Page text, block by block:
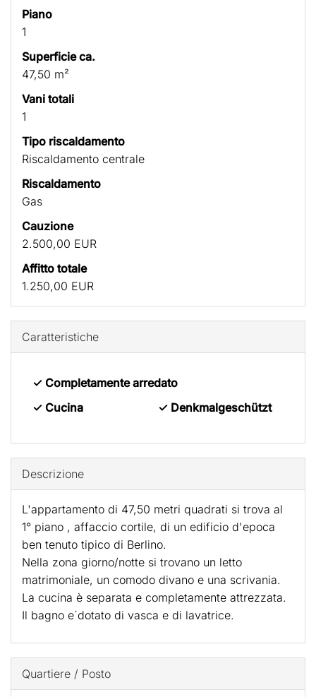
Piano
1
Superficie ca.
47,50 m²
Vani totali
1
Tipo riscaldamento
Riscaldamento centrale
Riscaldamento
Gas
Cauzione
2.500,00 EUR
Affitto totale
1.250,00 EUR
Caratteristiche
✓ Completamente arredato
✓ Cucina
✓ Denkmalgeschützt
Descrizione
L'appartamento di 47,50 metri quadrati si trova al
1° piano , affaccio cortile, di un edificio d'epoca
ben tenuto tipico di Berlino.
Nella zona giorno/notte si trovano un letto
matrimoniale, un comodo divano e una scrivania.
La cucina è separata e completamente attrezzata.
Il bagno e´dotato di vasca e di lavatrice.
Quartiere / Posto